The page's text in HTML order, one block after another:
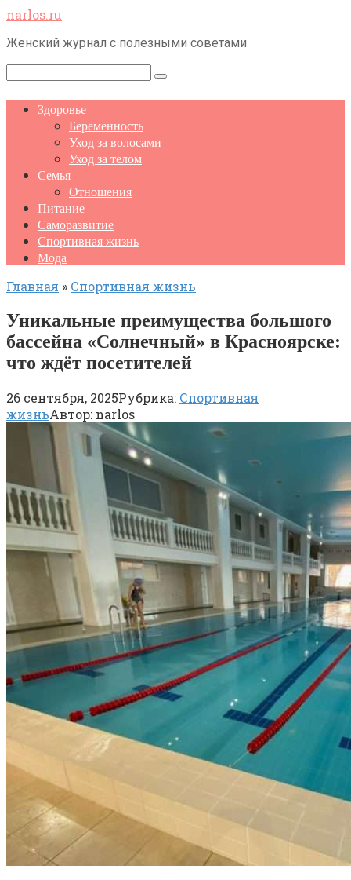
Перейти
контенту
narlos.ru
Женский журнал с полезными советами
Поиск:
Здоровье
Беременность
Уход за волосами
Уход за телом
Семья
Отношения
Питание
Саморазвитие
Спортивная жизнь
Мода
Главная » Спортивная жизнь
Уникальные преимущества большого
бассейна «Солнечный» в Красноярске:
что ждёт посетителей
26 сентября, 2025Рубрика: Спортивная
жизньАвтор: narlos